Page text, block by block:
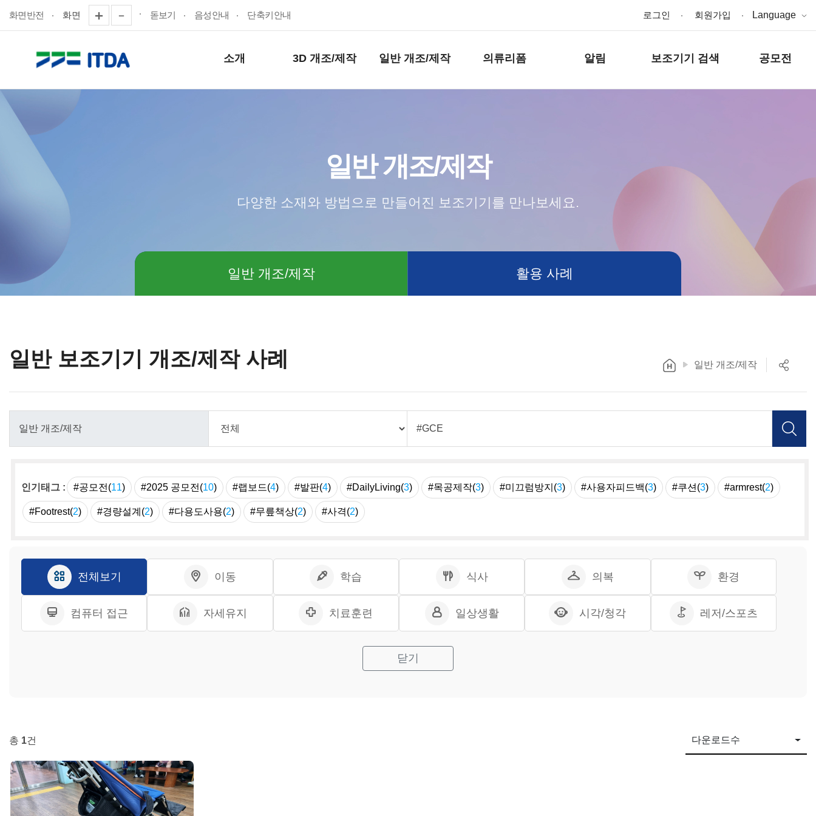
화면반전 화면 돋보기 음성안내 단축키안내 로그인 회원가입 Language
소개 3D 개조/제작 일반 개조/제작 의류리폼 알림 보조기기 검색 공모전
일반 개조/제작
다양한 소재와 방법으로 만들어진 보조기기를 만나보세요.
일반 개조/제작 활용 사례
일반 보조기기 개조/제작 사례 일반 개조/제작
인기태그 : #공모전(11) #2025 공모전(10) #랩보드(4) #발판(4) #DailyLiving(3) #목공제작(3) #미끄럼방지(3) #사용자피드백(3) #쿠션(3) #armrest(2)
#Footrest(2) #경량설계(2) #다용도사용(2) #무릎책상(2) #사격(2)
전체보기 이동 학습 식사 의복 환경
컴퓨터 접근 자세유지 치료훈련 일상생활 시각/청각 레저/스포츠
닫기
총 1건 다운로드수